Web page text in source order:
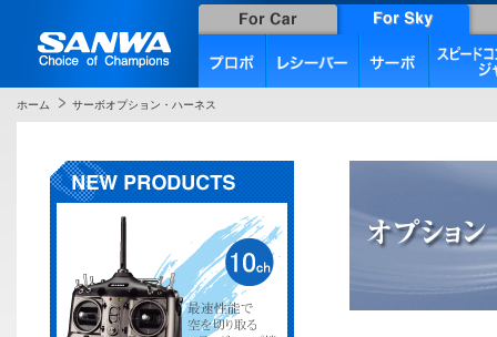
ホーム サーボオプション・ハーネス